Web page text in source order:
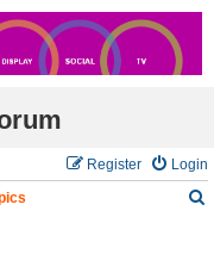
Login
Register